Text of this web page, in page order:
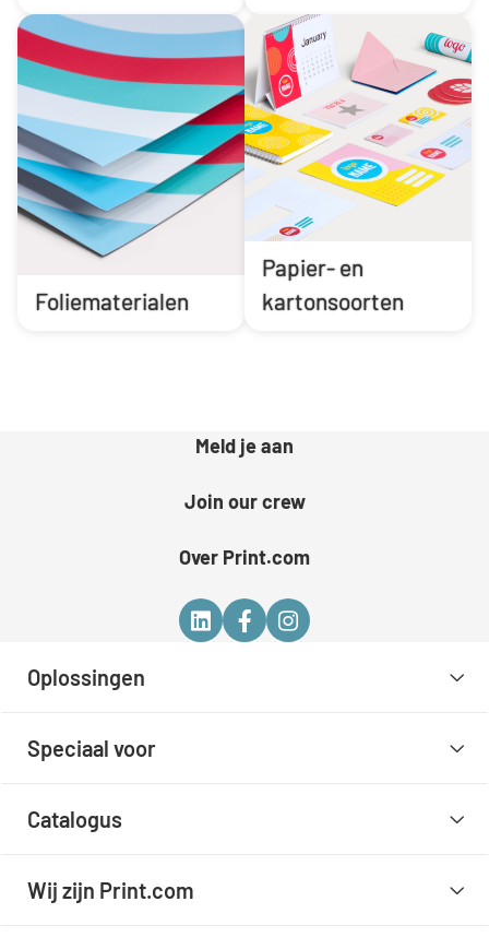
Foliematerialen
Papier- en
kartonsoorten
Meld je aan
Join our crew
Over Print.com
Oplossingen
Speciaal voor
Catalogus
Wij zijn Print.com